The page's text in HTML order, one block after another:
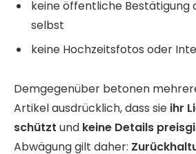
keine öffentliche Bestätigung
selbst
keine Hochzeitsfotos oder
Demgegenüber betonen
Artikel ausdrücklich, dass sie ihr
schützt und keine Details
Abwägung gilt daher: